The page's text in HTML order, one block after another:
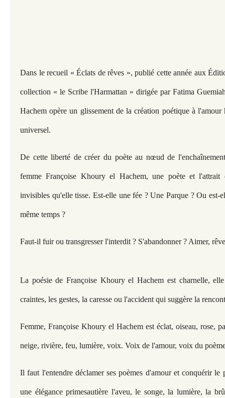
Dans le recueil « Éclats de rêves », publié cette année aux
collection « le Scribe l'Harmattan » dirigée par Fatima
Hachem opère un glissement de la création poétique à l'amour
universel.
De cette liberté de créer du poète au nœud de
femme Françoise Khoury el Hachem, une poète et l'attrait
invisibles qu'elle tisse. Est-elle une fée ? Une Parque ? Ou est-
même temps ?
Faut-il fuir ou transgresser l'interdit ? S'abandonner ? Aimer,
La poésie de Françoise Khoury el Hachem est charnelle,
craintes, les gestes, la caresse ou l'accident qui suggère la
Femme, Françoise Khoury el Hachem est éclat, oiseau, rose,
neige, rivière, feu, lumière, voix. Voix de l'amour, voix du
Il faut l'entendre déclamer ses poèmes d'amour et conquérir le
une élégance primesautière l'aveu, le songe, la lumière, la